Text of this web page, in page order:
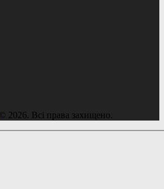
© 2026. Всі права захищено.